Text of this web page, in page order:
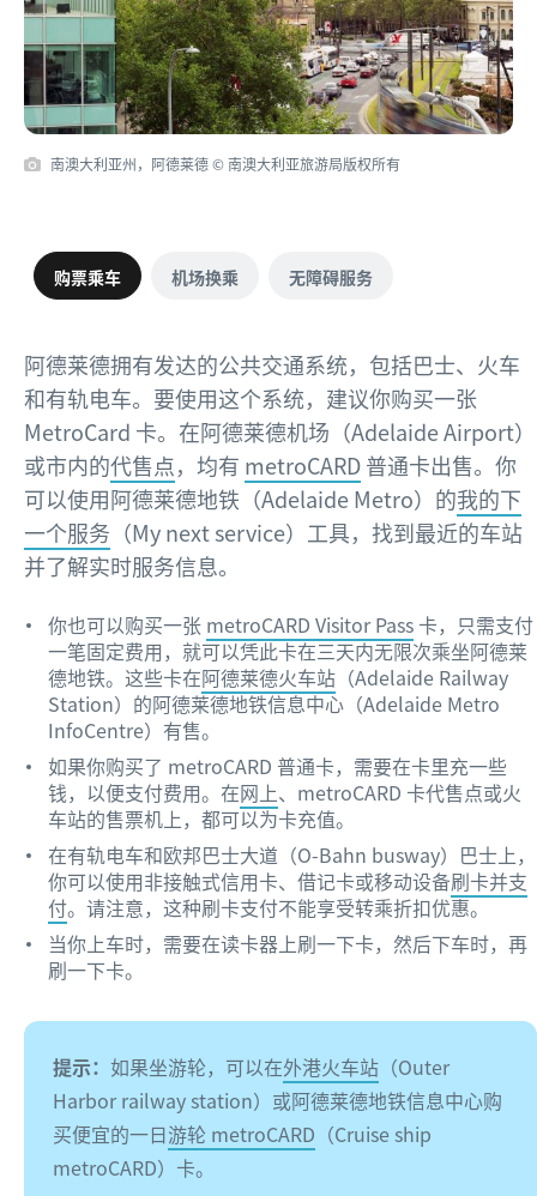
南澳大利亚州，阿德莱德 © 南澳大利亚旅游局版权所有
购票乘车 机场换乘 无障碍服务
阿德莱德拥有发达的公共交通系统，包括巴士、火车
和有轨电车。要使用这个系统，建议你购买一张
MetroCard 卡。在阿德莱德机场（Adelaide Airport）
或市内的代售点，均有 metroCARD普通卡出售。你
可以使用阿德莱德地铁（Adelaide Metro）的我的下
一个服务 （My next service）工具，找到最近的车站
并了解实时服务信息。
你也可以购买一张 metroCARD Visitor Pass 卡，只需支付
一笔固定费用，就可以凭此卡在三天内无限次乘坐阿德莱
德地铁。这些卡在阿德莱德火车站 （Adelaide Railway
Station）的阿德莱德地铁信息中心（Adelaide Metro
InfoCentre）有售。
如果你购买了 metroCARD 普通卡，需要在卡里充一些
钱，以便支付费用。在网上、metroCARD 卡代售点或火
车站的售票机上，都可以为卡充值。
在有轨电车和欧邦巴士大道（O-Bahn busway）巴士上，
你可以使用非接触式信用卡、借记卡或移动设备刷卡并支
付。请注意，这种刷卡支付不能享受转乘折扣优惠。
当你上车时，需要在读卡器上刷一下卡，然后下车时，再
刷一下卡。
提示： 如果坐游轮，可以在外港火车站 （Outer
Harbor railway station）或阿德莱德地铁信息中心购
买便宜的一日游轮 metroCARD （Cruise ship
metroCARD）卡。